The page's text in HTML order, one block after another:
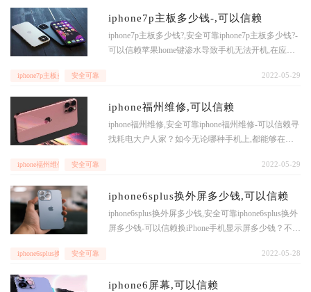
试着一下,或者不重新启动得话,可以根据飞行模式
iphone7p主板多少钱-,可以信赖
iphone7p主板多少钱?,安全可靠iphone7p主板多少钱?-
可以信赖苹果home键渗水导致手机无法开机,在应用
净水机渗水的状况,假如或是不小心碰到iPhon
iphone7p主板多少钱-安全可靠 2022-05-29
iphone福州维修,可以信赖
iphone福州维修,安全可靠iphone福州维修-可以信赖寻
找耗电大户人家？如今无论哪种手机上,都能够在系
需了解谁耗电大,客户就可以提升应用,手机上快没电
在“电池”选择项,概述以往24钟头和以往一周耗电量较
大的运用,iphone福州维修-可以信
iphone福州维修 安全可靠 2022-05-29
iphone6splus换外屏多少钱,可以信赖
iphone6splus换外屏多少钱,安全可靠iphone6splus换外
屏多少钱-可以信赖换iPhone手机显示屏多少钱？不一
便是自身选购品质的手机显示屏,随后亲自动手更换,
显示屏以后能正常的应用,很多人试着以后造成手机
iphone6splus换外屏多少钱
安全可靠 2022-05-28
iphone6屏幕,可以信赖